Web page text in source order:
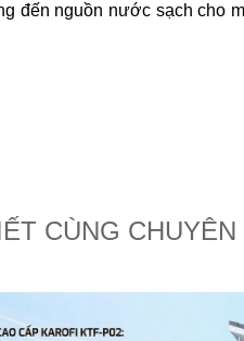
đến nguồn nước sạch cho
CÙNG CHUYÊN